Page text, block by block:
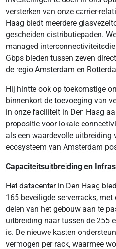
versterken van onze carrier-
Haag biedt meerdere
gescheiden distributiepaden.
managed
Gbps bieden tussen zeven
de regio Amsterdam en
Hij hintte ook op toekomstige
binnenkort de toevoeging van
in onze faciliteit in Den Haag
propositie voor lokale
als een waardevolle uitbreiding
ecosysteem van Amsterdam
Capaciteitsuitbreiding en
Het datacenter in Den Haag
165 beveiligde serverracks,
delen van het gebouw aan te
uitbreiding naar tussen de 255
is. De nieuwe kasten
vermogen per rack, waarmee